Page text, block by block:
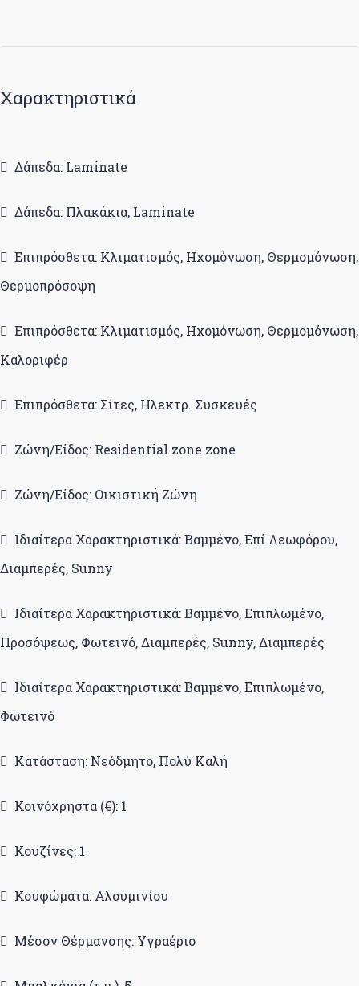
Χαρακτηριστικά
Δάπεδα: Laminate
Δάπεδα: Πλακάκια, Laminate
Επιπρόσθετα: Κλιματισμός, Ηχομόνωση, Θερμομόνωση,
Θερμοπρόσοψη
Επιπρόσθετα: Κλιματισμός, Ηχομόνωση, Θερμομόνωση,
Καλοριφέρ
Επιπρόσθετα: Σίτες, Ηλεκτρ. Συσκευές
Ζώνη/Είδος: Residential zone zone
Ζώνη/Είδος: Οικιστική Ζώνη
Ιδιαίτερα Χαρακτηριστικά: Βαμμένο, Επί Λεωφόρου,
Διαμπερές, Sunny
Ιδιαίτερα Χαρακτηριστικά: Βαμμένο, Επιπλωμένο,
Προσόψεως, Φωτεινό, Διαμπερές, Sunny, Διαμπερές
Ιδιαίτερα Χαρακτηριστικά: Βαμμένο, Επιπλωμένο,
Φωτεινό
Κατάσταση: Νεόδμητο, Πολύ Καλή
Κοινόχρηστα (€): 1
Κουζίνες: 1
Κουφώματα: Αλουμινίου
Μέσον Θέρμανσης: Υγραέριο